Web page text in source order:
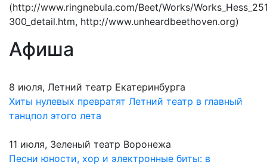
(http://www.ringnebula.com/Beet/Works/
300_detail.htm, http://www.unheardbeethoven.org)
Афиша
8 июля, Летний театр Екатеринбурга
Хиты нулевых превратят Летний театр в главный
танцпол этого лета
11 июля, Зеленый театр Воронежа
Песни юности, хор и электронные биты: в